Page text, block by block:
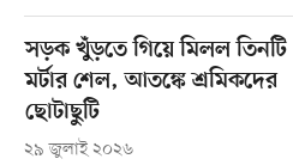
সড়ক খুঁড়তে গিয়ে মিলল তিনটি
মর্টার শেল, আতঙ্কে শ্রমিকদের
ছোটাছুটি
২৯ জুলাই ২০২৬